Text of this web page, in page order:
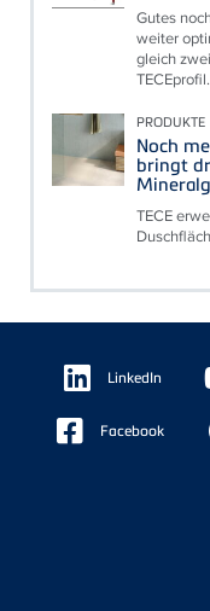
Gutes
weiter
gleich
PRODUKTE
Noch
bringt
TECE
Floating
Sidebar LinkedIn
Facebook